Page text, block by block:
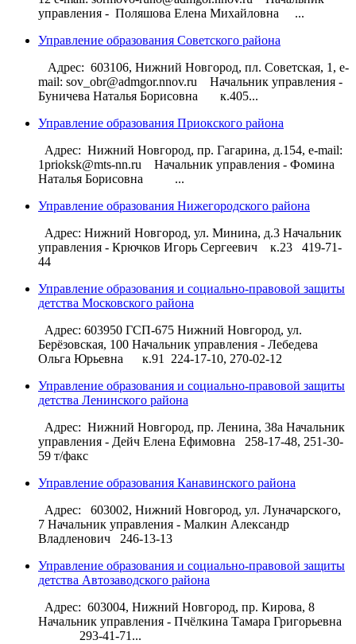
управления - Поляшова Елена Михайловна ...
Управление образования Советского района
Адрес: 603106, Нижний Новгород, пл. Советская, 1, e-
mail: sov_obr@admgor.nnov.ru Начальник управления -
Буничева Наталья Борисовна к.405...
Управление образования Приокского района
Адрес: Нижний Новгород, пр. Гагарина, д.154, e-mail:
1prioksk@mts-nn.ru Начальник управления - Фомина
Наталья Борисовна ...
Управление образования Нижегородского района
Адрес: Нижний Новгород, ул. Минина, д.3 Начальник
управления - Крючков Игорь Сергеевич к.23 419-71-
44
Управление образования и социально-правовой защиты
детства Московского района
Адрес: 603950 ГСП-675 Нижний Новгород, ул.
Берёзовская, 100 Начальник управления - Лебедева
Ольга Юрьевна к.91 224-17-10, 270-02-12
Управление образования и социально-правовой защиты
детства Ленинского района
Адрес: Нижний Новгород, пр. Ленина, 38а Начальник
управления - Дейч Елена Ефимовна 258-17-48, 251-30-
59 т/факс
Управление образования Канавинского района
Адрес: 603002, Нижний Новгород, ул. Луначарского,
7 Начальник управления - Малкин Александр
Владленович 246-13-13
Управление образования и социально-правовой защиты
детства Автозаводского района
Адрес: 603004, Нижний Новгород, пр. Кирова, 8
Начальник управления - Пчёлкина Тамара Григорьевна
293-41-71...